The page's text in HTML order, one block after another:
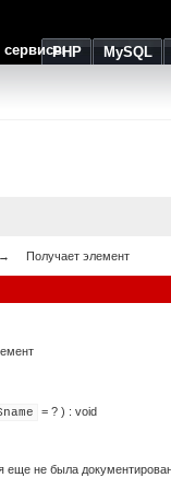
сервисыPHP MySQL
Получает элемент
= ? ) : void
не была